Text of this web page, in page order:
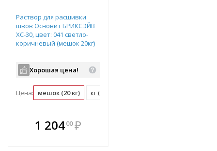
Раствор для расшивки
швов Основит БРИКСЭЙВ
ХС-30, цвет: 041 светло-
коричневый (мешок 20кг)
Хорошая цена!
Цена: мешок (20 кг) кг (0.05 мешок)
1 20400 ₽